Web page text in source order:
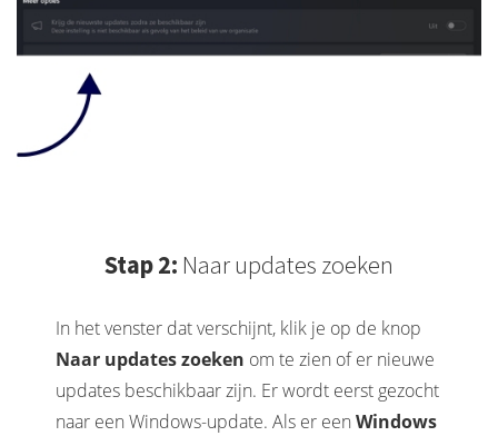
Stap 2: Naar updates zoeken
In het venster dat verschijnt, klik je op de knop
Naar updates zoeken om te zien of er nieuwe
updates beschikbaar zijn. Er wordt eerst gezocht
naar een Windows-update. Als er een Windows